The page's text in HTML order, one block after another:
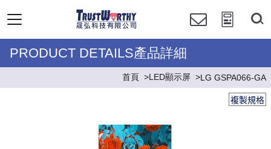
PRODUCT DETAILS產品詳細
首頁 LED顯示屏 LG GSPA066-GA
複製規格